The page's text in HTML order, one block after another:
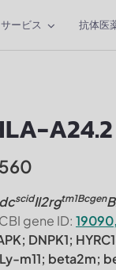
ービス 抗体医
scidIl2rgtm1Bcgen
gene ID:
DNPK1;
m11; beta2m;